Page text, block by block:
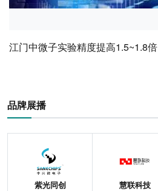
江门中微子实验精度提高1.5~1.8倍
品牌展播
紫光同创 慧联科技